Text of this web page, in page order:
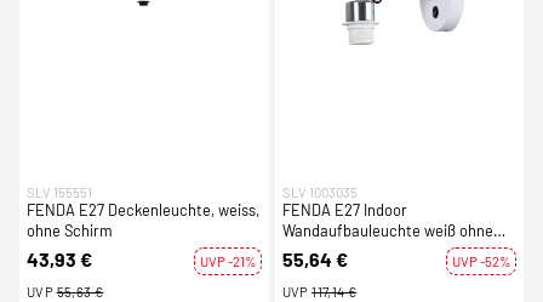
SLV 155551
FENDA E27 Deckenleuchte, weiss,
ohne Schirm
43,93 €
UVP -21%
UVP 55,63 €
SLV 1003035
FENDA E27 Indoor
Wandaufbauleuchte weiß ohne
Schirm
55,64 €
UVP -52%
UVP 117,14 €